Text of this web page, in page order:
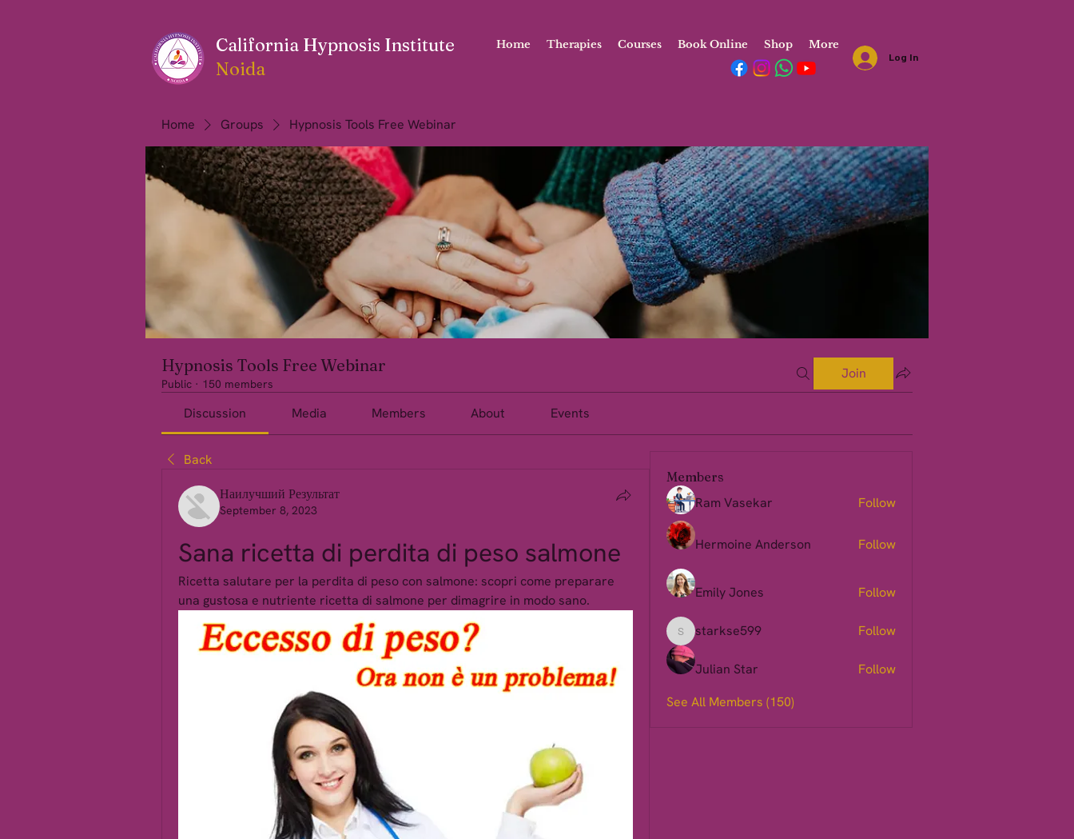
California Hypnosis Institute
Noida
Home Therapies Courses Book Online Shop More
Log In
Home Groups Hypnosis Tools Free Webinar
Hypnosis Tools Free Webinar
Public · 150 members
Join
Discussion Media Members About Events
Back
Наилучший Результат
September 8, 2023
Sana ricetta di perdita di peso salmone
Ricetta salutare per la perdita di peso con salmone: scopri come preparare
una gustosa e nutriente ricetta di salmone per dimagrire in modo sano.
Members
Ram Vasekar Follow
Hermoine Anderson Follow
Emily Jones Follow
starkse599
starkse599 Follow
Julian Star
Follow
See All Members (150)